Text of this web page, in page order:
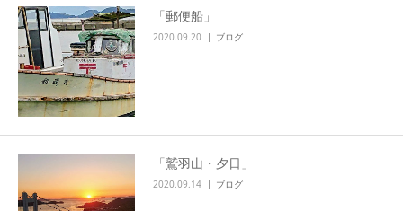
「郵便船」
2020.09.20 ブログ
「鷲羽山・夕日」
2020.09.14 ブログ